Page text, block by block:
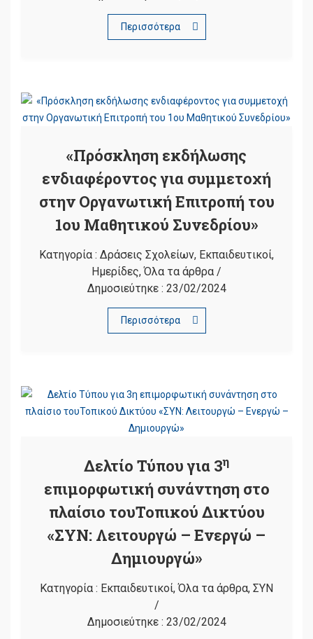
Περισσότερα
«Πρόσκληση εκδήλωσης
ενδιαφέροντος για συμμετοχή
στην Οργανωτική Επιτροπή του
1ου Μαθητικού Συνεδρίου»
Κατηγορία : Δράσεις Σχολείων, Εκπαιδευτικοί,
Ημερίδες,Όλα τα άρθρα /
Δημοσιεύτηκε : 23/02/2024
Περισσότερα
Δελτίο Τύπου για 3η
επιμορφωτική συνάντηση στο
πλαίσιο τουΤοπικού Δικτύου
«ΣΥΝ: Λειτουργώ – Ενεργώ –
Δημιουργώ»
Κατηγορία : Εκπαιδευτικοί,Όλα τα άρθρα, ΣΥΝ
/
Δημοσιεύτηκε : 23/02/2024